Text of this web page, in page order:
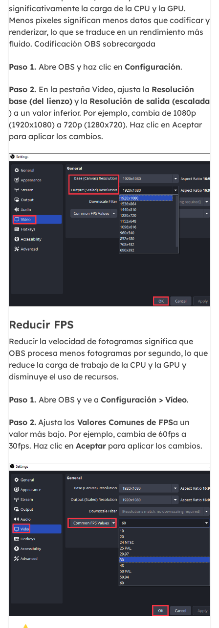
significativamente la carga de la CPU y la GPU.
Menos píxeles significan menos datos que codificar y
renderizar, lo que se traduce en un rendimiento más
fluido. Codificación OBS sobrecargada
Paso 1. Abre OBS y haz clic en Configuración.
Paso 2. En la pestaña Vídeo, ajusta la Resolución
base (del lienzo)y la Resolución de salida (escalada
) a un valor inferior. Por ejemplo, cambia de 1080p
(1920x1080) a 720p (1280x720). Haz clic en Aceptar
para aplicar los cambios.
Reducir FPS
Reducir la velocidad de fotogramas significa que
OBS procesa menos fotogramas por segundo, lo que
reduce la carga de trabajo de la CPU y la GPU y
disminuye el uso de recursos.
Paso 1. Abre OBS y ve a Configuración > Vídeo.
Paso 2.Ajusta los Valores Comunes de FPSa un
valor más bajo. Por ejemplo, cambia de 60fps a
30fps. Haz clic en Aceptarpara aplicar los cambios.